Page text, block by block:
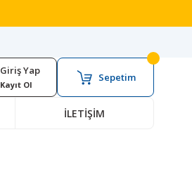
Giriş Yap
Kayıt Ol
Sepetim
İLETİŞİM